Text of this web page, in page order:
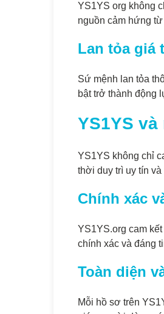
YS1YS org không
nguồn cảm hứng
Lan tỏa giá
Sứ mệnh lan tỏa
bật trở thành động
YS1YS
YS1YS không chỉ
thời duy trì uy tín và
Chính xác
YS1YS.org cam
chính xác và đáng
Toàn diện
Mỗi hồ sơ trên